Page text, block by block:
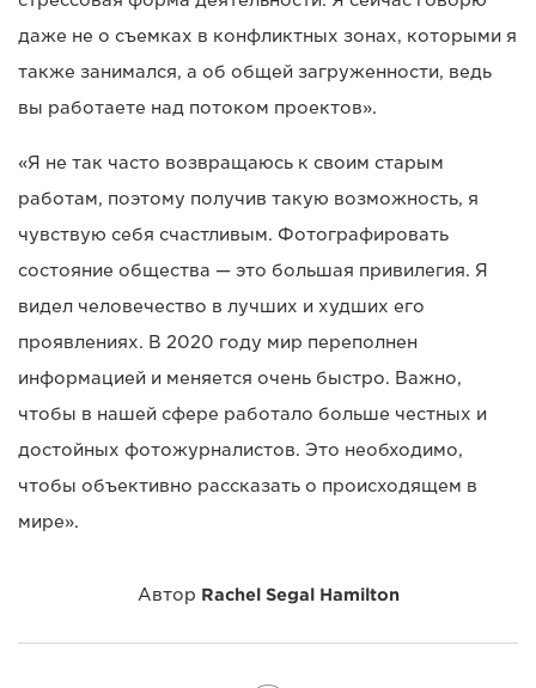
даже не о съемках в конфликтных зонах, которыми я
также занимался, а об общей загруженности, ведь
вы работаете над потоком проектов».
«Я не так часто возвращаюсь к своим старым
работам, поэтому получив такую возможность, я
чувствую себя счастливым. Фотографировать
состояние общества — это большая привилегия. Я
видел человечество в лучших и худших его
проявлениях. В 2020 году мир переполнен
информацией и меняется очень быстро. Важно,
чтобы в нашей сфере работало больше честных и
достойных фотожурналистов. Это необходимо,
чтобы объективно рассказать о происходящем в
мире».
Автор Rachel Segal Hamilton